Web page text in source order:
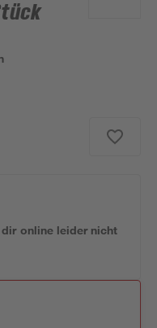
online leider nicht